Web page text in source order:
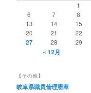
1
6
7 8
13
14 15
20
21 22
27 28 29
« 12月
【その他】
岐阜県職員倫理憲章